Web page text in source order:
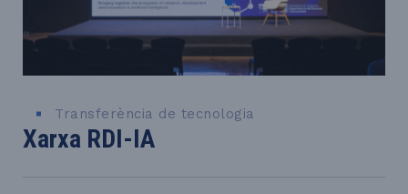
Transferència de tecnologia
Xarxa RDI-IA